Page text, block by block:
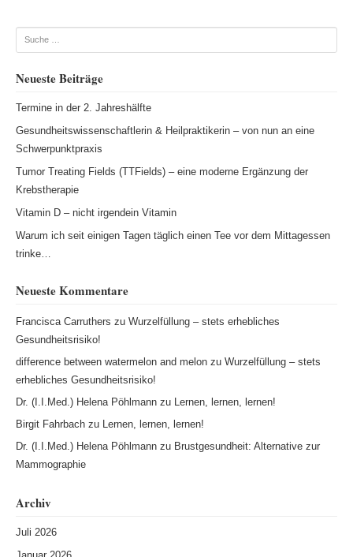
Suche
Neueste Beiträge
Termine in der 2. Jahreshälfte
Gesundheitswissenschaftlerin & Heilpraktikerin – von nun an eine
Schwerpunktpraxis
Tumor Treating Fields (TTFields) – eine moderne Ergänzung der
Krebstherapie
Vitamin D – nicht irgendein Vitamin
Warum ich seit einigen Tagen täglich einen Tee vor dem Mittagessen
trinke…
Neueste Kommentare
Francisca Carruthers zu Wurzelfüllung – stets erhebliches
Gesundheitsrisiko!
difference between watermelon and melonzu Wurzelfüllung – stets
erhebliches Gesundheitsrisiko!
Dr. (I.I.Med.) Helena Pöhlmannzu Lernen, lernen, lernen!
Birgit Fahrbachzu Lernen, lernen, lernen!
Dr. (I.I.Med.) Helena Pöhlmannzu Brustgesundheit: Alternative zur
Mammographie
Archiv
Juli 2026